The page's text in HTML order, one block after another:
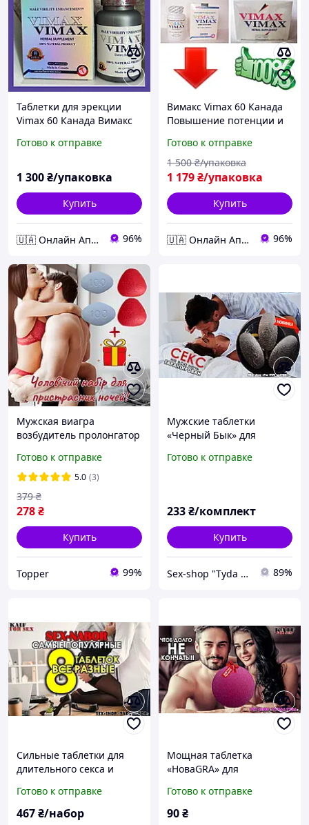
Таблетки для эрекции
Vimax 60 Канада Вимакс
препарат для потенции
импотенци
Готово к отправке
1 300₴/упаковка
Купить
🇺🇦 Онлайн Аптека 24/7 💙 96%
Вимакс Vimax 60 Канада
Повышение потенции и
мужчин Потенция
Готово к отправке
1 179₴/упаковка
1 500 ₴/упаковка
Купить
🇺🇦 Онлайн Аптека 24/7 💙 96%
Мужская виагра
возбудитель пролонгатор
стояка Король
Готово к отправке
5.0 (3)
278₴
379 ₴
Купить
Topper 99%
Мужские таблетки
«Черный Бык» для
железного стояка,
Готово к отправке
233₴/комплект
Купить
Sex-shop "Tyda & Syda" 89%
Сильные таблетки для
длительного секса и
удовлетворишь самую
ненасытную
Готово к отправке
467₴/набор
Мощная таблетка
«НоваGRA» для
хорошего стояка, член
будет твердый
Готово к отправке
90₴